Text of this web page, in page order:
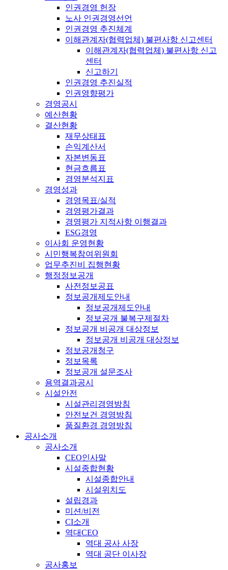
인권경영 헌장
노사 인권경영선언
인권경영 추진체계
이해관계자(협력업체) 불편사항 신고센터
이해관계자(협력업체) 불편사항 신고
센터
신고하기
인권경영 추진실적
인권영향평가
경영공시
예산현황
결산현황
재무상태표
손익계산서
자본변동표
현금흐름표
경영분석지표
경영성과
경영목표/실적
경영평가결과
경영평가 지적사항 이행결과
ESG경영
이사회 운영현황
시민행복참여위원회
업무추진비 집행현황
행정정보공개
사전정보공표
정보공개제도안내
정보공개제도안내
정보공개 불복구제절차
정보공개 비공개 대상정보
정보공개 비공개 대상정보
정보공개청구
정보목록
정보공개 설문조사
용역결과공시
시설안전
시설관리경영방침
안전보건 경영방침
품질환경 경영방침
공사소개
공사소개
CEO인사말
시설종합현황
시설종합안내
시설위치도
설립경과
미션/비전
CI소개
역대CEO
역대 공사 사장
역대 공단 이사장
공사홍보